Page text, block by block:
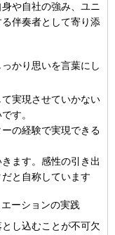
や自社の強み、ユニ
伴奏者として寄り添
かり思いを言葉にし
実現させていかない
す。
の経験で実現できる
ます。感性の引き出
と自称しています
ーションの実践
し込むことが不可欠